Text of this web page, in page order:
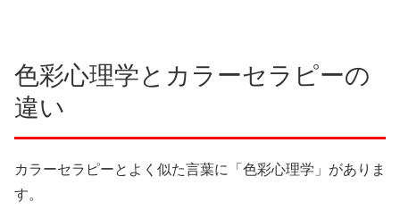
色彩心理学とカラーセラピーの
違い
カラーセラピーとよく似た言葉に「色彩心理学」がありま
す。